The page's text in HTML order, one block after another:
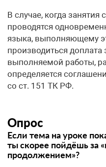
В случае, когда занятия
проводятся
языка, выполняющему
производиться
выполняемой работы,
определяется
со ст. 151 ТК РФ.
Опрос
Если тема на уроке
ты скорее пойдёшь за
продолжением»?